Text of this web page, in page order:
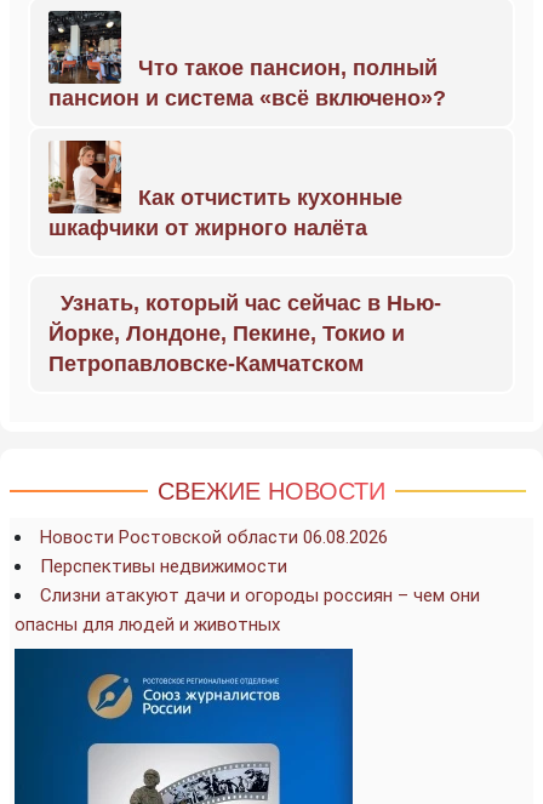
Что такое пансион, полный
пансион и система «всё включено»?
Как отчистить кухонные
шкафчики от жирного налёта
Узнать, который час сейчас в Нью-
Йорке, Лондоне, Пекине, Токио и
Петропавловске-Камчатском
СВЕЖИЕ НОВОСТИ
Новости Ростовской области 06.08.2026
Перспективы недвижимости
Слизни атакуют дачи и огороды россиян – чем они
опасны для людей и животных